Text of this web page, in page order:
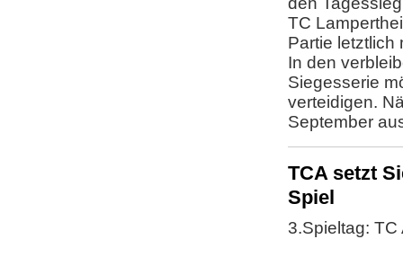
TC
Partie letztlich
In den
Siegesserie
verteidigen.
September
TCA setzt
Spiel
3.Spieltag: TC